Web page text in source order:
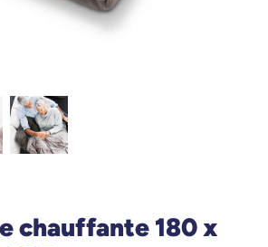
chauffante 180 x